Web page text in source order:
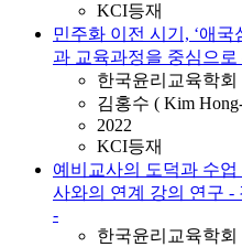
KCI등재
민주화 이전 시기, ‘애국
과 교육과정을 중심으로
한국윤리교육학회
김홍수 ( Kim
2022
KCI등재
예비교사의 도덕과 수
사와의 연계 강의 연구 -
-
한국윤리교육학회